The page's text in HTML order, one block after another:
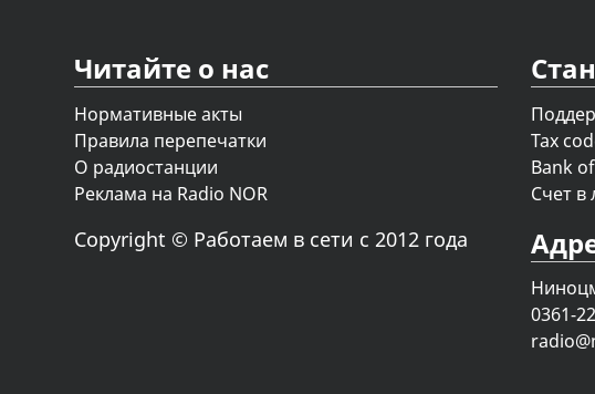
Читайте о нас
Нормативные акты
Правила перепечатки
О радиостанции
Реклама на Radio NOR
Copyright © Работаем в сети с 2012 года
Tax
Bank
Счет в
0361-